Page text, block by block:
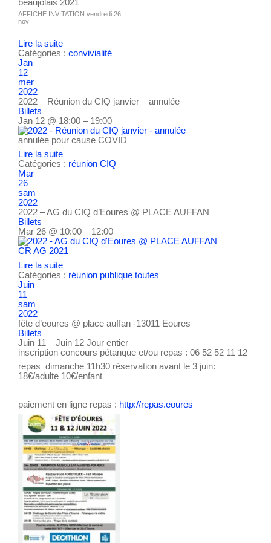
AFFICHE INVITATION vendredi 26
nov
Lire la suite
Catégories : convivialité
Jan
12
mer
2022
2022 – Réunion du CIQ janvier – annulée
Billets
Jan 12 @ 18:00 – 19:00
annulée pour cause COVID
Lire la suite
Catégories : réunion CIQ
Mar
26
sam
2022
2022 – AG du CIQ d’Eoures @ PLACE AUFFAN
Billets
Mar 26 @ 10:00 – 12:00
CR AG 2021
Lire la suite
Catégories : réunion publique toutes
Juin
11
sam
2022
fête d’eoures @ place auffan -13011 Eoures
Billets
Juin 11 – Juin 12 Jour entier
inscription concours pétanque et/ou repas : 06 52 52 11 12
repas dimanche 11h30 réservation avant le 3 juin:
18€/adulte 10€/enfant
paiement en ligne repas : http://repas.eoures